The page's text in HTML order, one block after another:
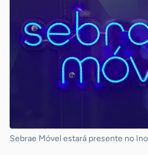
Sebrae Móvel estará presente no